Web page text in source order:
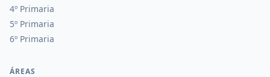
4º Primaria
5º Primaria
6º Primaria
ÁREAS